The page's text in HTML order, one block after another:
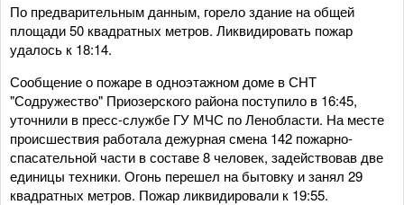
По предварительным данным, горело здание на общей
площади 50 квадратных метров. Ликвидировать пожар
удалось к 18:14.
Сообщение о пожаре в одноэтажном доме в СНТ
"Содружество" Приозерского района поступило в 16:45,
уточнили в пресс-службе ГУ МЧС по Ленобласти. На месте
происшествия работала дежурная смена 142 пожарно-
спасательной части в составе 8 человек, задействовав две
единицы техники. Огонь перешел на бытовку и занял 29
квадратных метров. Пожар ликвидировали к 19:55.